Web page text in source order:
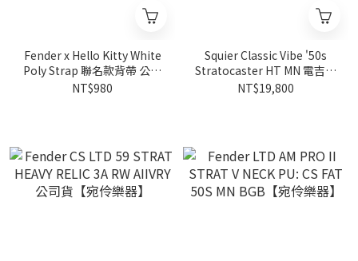
Fender x Hello Kitty White
Poly Strap 聯名款背帶 公司
貨【宛伶樂器】
NT$980
Squier Classic Vibe '50s
Stratocaster HT MN 電吉他
公司貨【宛伶樂器】
NT$19,800